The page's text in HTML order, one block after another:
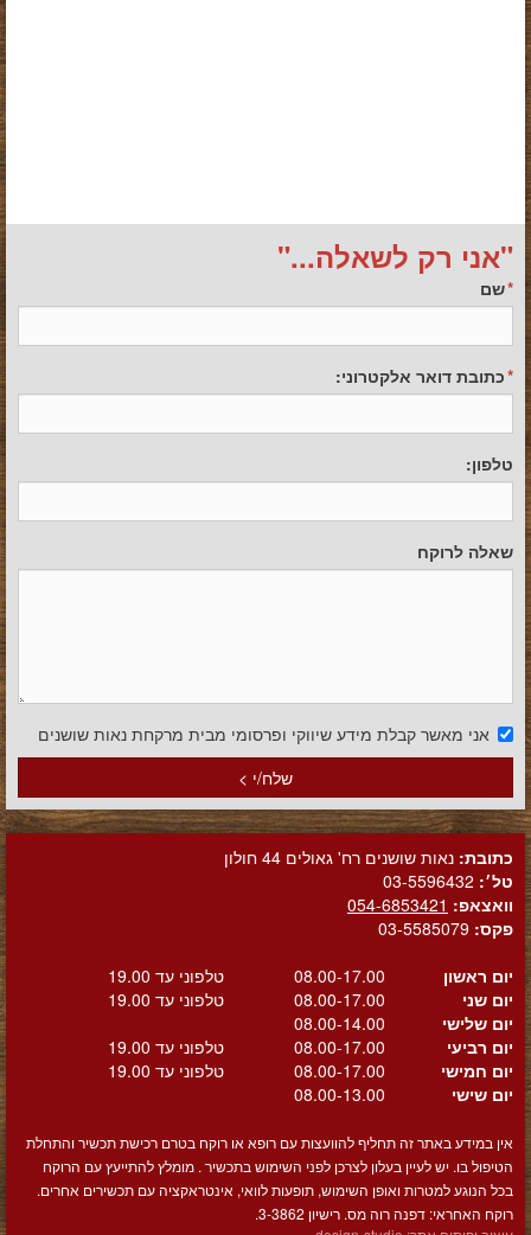
"אני רק לשאלה..."
שם
כתובת דואר אלקטרוני:
טלפון:
שאלה לרוקח
אני מאשר קבלת מידע שיווקי ופרסומי מבית מרקחת נאות שושנים
שלח/י >
כתובת: נאות שושנים רח' גאולים 44 חולון
טל׳: 03-5596432
וואצאפ: 054-6853421
פקס: 03-5585079
יום ראשון
08.00-17.00
טלפוני עד 19.00
יום שני
08.00-17.00
טלפוני עד 19.00
יום שלישי
08.00-14.00
יום רביעי
08.00-17.00
טלפוני עד 19.00
יום חמישי
08.00-17.00
טלפוני עד 19.00
יום שישי
08.00-13.00
אין במידע באתר זה תחליף להוועצות עם רופא או רוקח בטרם רכישת תכשיר והתחלת
הטיפול בו. יש לעיין בעלון לצרכן לפני השימוש בתכשיר . מומלץ להתייעץ עם הרוקח
בכל הנוגע למטרות ואופן השימוש, תופעות לוואי, אינטראקציה עם תכשירים אחרים.
רוקח האחראי: דפנה רוה מס. רישיון 3-3862.